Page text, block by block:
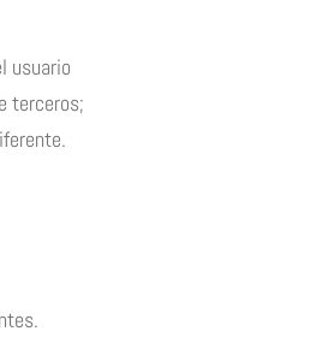
usuario
terceros;